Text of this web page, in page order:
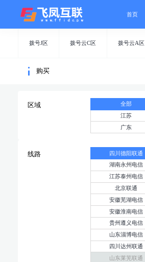
首页
拨号J区 拨号云C区 拨号云A区
购买
区域 全部
江苏
广东
线路 四川德阳联通
湖南永州电信
江苏泰州电信
北京联通
安徽芜湖电信
安徽淮南电信
贵州遵义电信
山东淄博电信
四川达州联通
山东莱芜联通